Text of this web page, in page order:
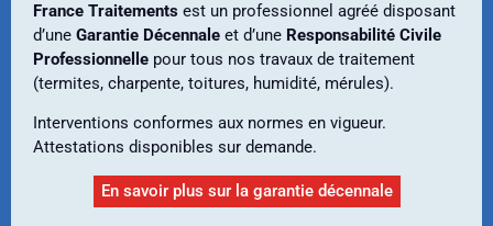
France Traitements est un professionnel agréé disposant
d’une Garantie Décennale et d’une Responsabilité Civile
Professionnelle pour tous nos travaux de traitement
(termites, charpente, toitures, humidité, mérules).
Interventions conformes aux normes en vigueur.
Attestations disponibles sur demande.
En savoir plus sur la garantie décennale